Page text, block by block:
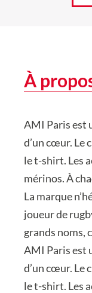
À
AMI Paris est
d’un cœur. Le
le t-shirt. Les
mérinos. À
La marque
joueur de
grands noms,
AMI Paris est
d’un cœur. Le
le t-shirt. Les